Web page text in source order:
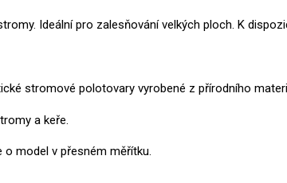
Ideální pro zalesňování velkých ploch. K
stromové polotovary vyrobené z přírodního
a keře.
o model v přesném měřítku.